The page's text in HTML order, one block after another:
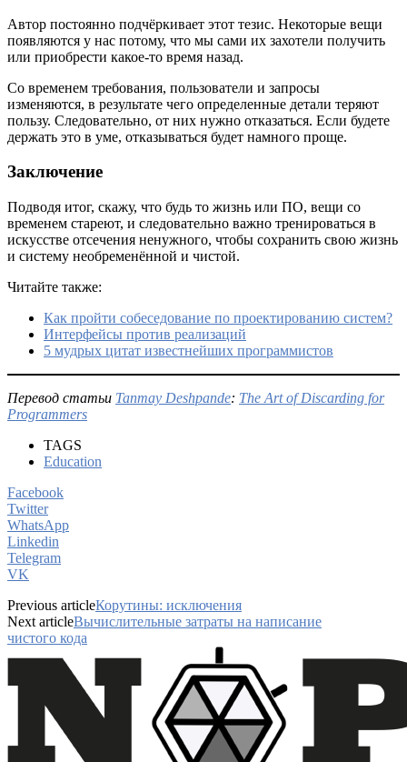
Автор постоянно подчёркивает этот тезис. Некоторые вещи
появляются у нас потому, что мы сами их захотели получить
или приобрести какое-то время назад.
Со временем требования, пользователи и запросы
изменяются, в результате чего определенные детали теряют
пользу. Следовательно, от них нужно отказаться. Если будете
держать это в уме, отказываться будет намного проще.
Заключение
Подводя итог, скажу, что будь то жизнь или ПО, вещи со
временем стареют, и следовательно важно тренироваться в
искусстве отсечения ненужного, чтобы сохранить свою жизнь
и систему необременённой и чистой.
Читайте также:
Как пройти собеседование по проектированию систем?
Интерфейсы против реализаций
5 мудрых цитат известнейших программистов
Перевод статьи Tanmay Deshpande: The Art of Discarding for
Programmers
TAGS
Education
Facebook
Twitter
WhatsApp
Linkedin
Telegram
VK
Previous articleКорутины: исключения
Next articleВычислительные затраты на написание
чистого кода